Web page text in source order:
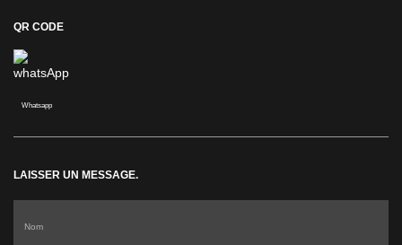
QR CODE
Whatsapp
LAISSER UN MESSAGE.